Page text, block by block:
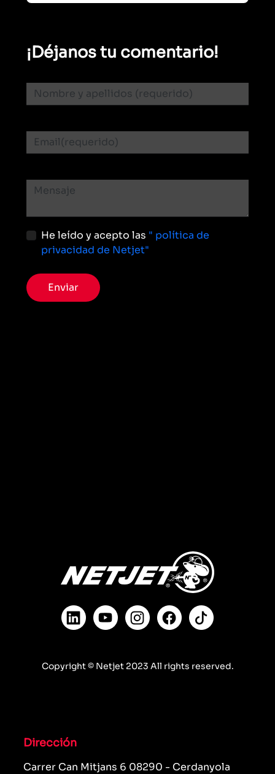
¡Déjanos tu comentario!
He leído y acepto las " política de
privacidad de Netjet"
Enviar
Copyright © Netjet 2023 All rights reserved.
Dirección
Carrer Can Mitjans 6 08290 - Cerdanyola